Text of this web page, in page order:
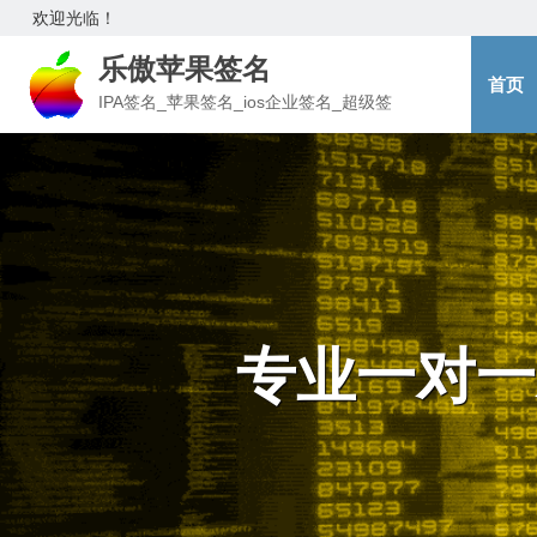
欢迎光临！
乐傲苹果签名
IPA签名_苹果签名_ios企业签名_超级签
首页
专业一对